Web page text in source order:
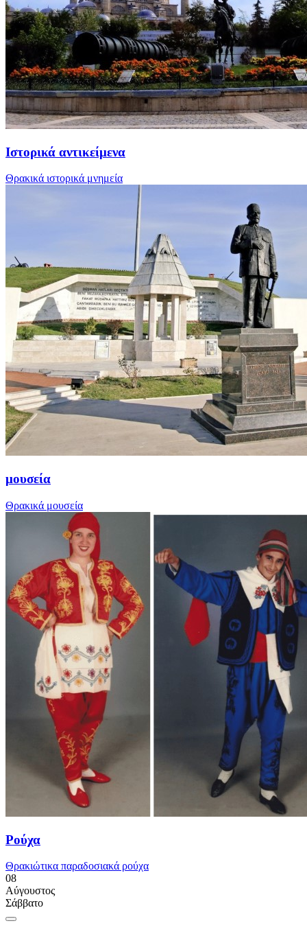
Ιστορικά αντικείμενα
Θρακικά ιστορικά μνημεία
μουσεία
Θρακικά μουσεία
Ρούχα
Θρακιώτικα παραδοσιακά ρούχα
08
Αύγουστος
Σάββατο